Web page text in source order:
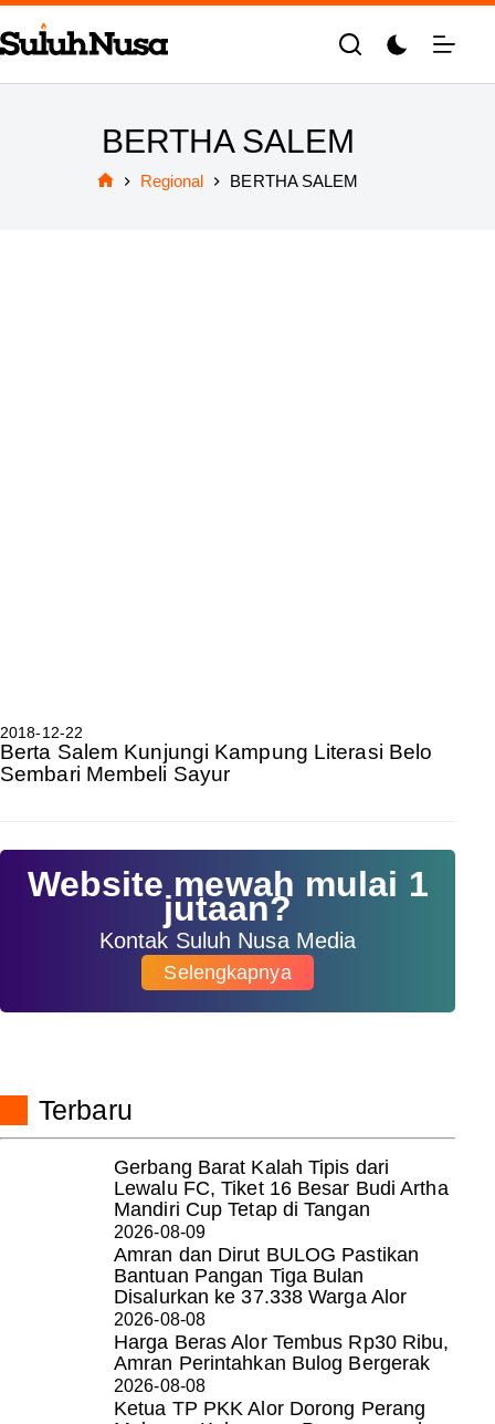
Skip
to
content
BERTHA SALEM
Regional BERTHA SALEM
2018-12-22
Berta Salem Kunjungi Kampung Literasi Belo
Sembari Membeli Sayur
Website mewah mulai 1
jutaan?
Kontak Suluh Nusa Media
Selengkapnya
Terbaru
Gerbang Barat Kalah Tipis dari
Lewalu FC, Tiket 16 Besar Budi Artha
Mandiri Cup Tetap di Tangan
2026-08-09
Amran dan Dirut BULOG Pastikan
Bantuan Pangan Tiga Bulan
Disalurkan ke 37.338 Warga Alor
2026-08-08
Harga Beras Alor Tembus Rp30 Ribu,
Amran Perintahkan Bulog Bergerak
2026-08-08
Ketua TP PKK Alor Dorong Perang